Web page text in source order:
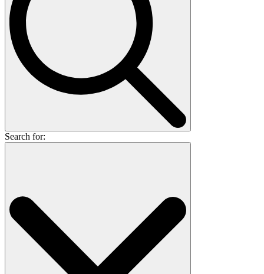
Search for: